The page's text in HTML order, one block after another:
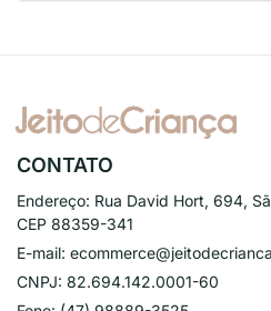
CONTATO
Endereço: Rua David Hort, 694,
CEP 88359-341
E-mail:
CNPJ: 82.694.142.0001-60